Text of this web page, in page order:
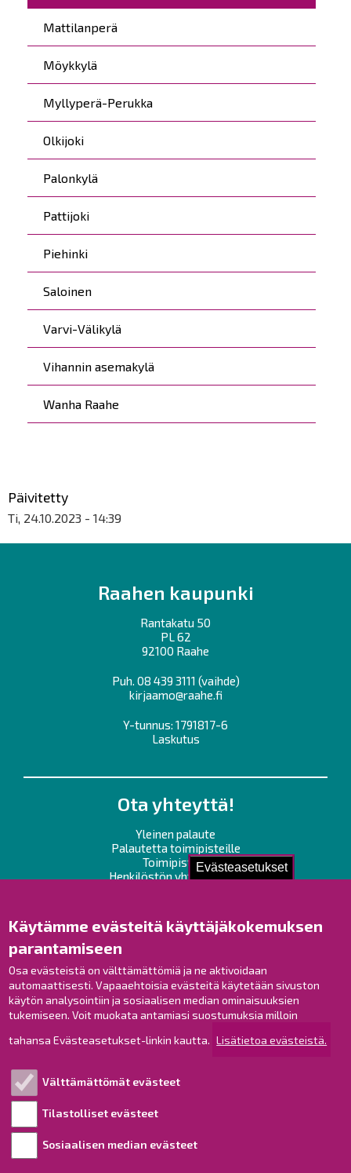
Evästeasetukset
Käytämme evästeitä käyttäjäkokemuksen
parantamiseen
Osa evästeistä on välttämättömiä ja ne aktivoidaan
automaattisesti. Vapaaehtoisia evästeitä käytetään sivuston
käytön analysointiin ja sosiaalisen median ominaisuuksien
tukemiseen. Voit muokata antamiasi suostumuksia milloin
tahansa Evästeasetukset-linkin kautta. Lisätietoa evästeistä.
Välttämättömät evästeet
Tilastolliset evästeet
Sosiaalisen median evästeet
Mattilanperä
Möykkylä
Myllyperä-Perukka
Olkijoki
Palonkylä
Pattijoki
Piehinki
Saloinen
Varvi-Välikylä
Vihannin asemakylä
Wanha Raahe
Päivitetty
Ti, 24.10.2023 - 14:39
Raahen kaupunki
Rantakatu 50
PL 62
92100 Raahe
Puh. 08 439 3111 (vaihde)
kirjaamo@raahe.fi
Y-tunnus: 1791817-6
Laskutus
Ota yhteyttä!
Yleinen palaute
Palautetta toimipisteille
Toimipisteet
Henkilöstön yhteystiedot
Raahe Facebookissa
Raahe Instagramissa
Raahe LinkedInissä
Raahe YouTubessa
Esityslistat ja pöytäkirjat
Viranhaltijapäätökset